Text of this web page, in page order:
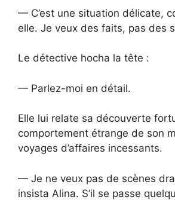
— C’est une situation délicate,
elle. Je veux des faits, pas des
Le détective hocha la tête :
— Parlez-moi en détail.
Elle lui relate sa découverte
comportement étrange de son
voyages d’affaires incessants.
— Je ne veux pas de scènes
insista Alina. S’il se passe